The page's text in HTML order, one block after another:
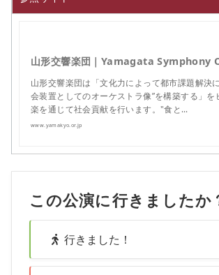
山形交響楽団｜Yamagata Symphony
山形交響楽団は「⽂化⼒によって都市課題解決
会装置としてのオーケストラ像”を構築する」
楽を通じて社会貢献を行います。"食と…
www.yamakyo.or.jp
この公演に行きましたか
行きました！